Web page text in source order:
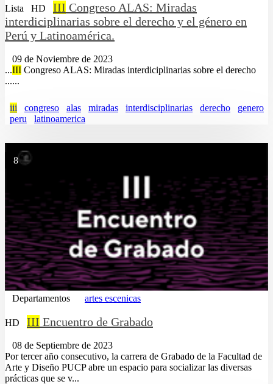
Lista HD III Congreso ALAS: Miradas
interdiciplinarias sobre el derecho y el género en
Perú y Latinoamérica.
09 de Noviembre de 2023
...III Congreso ALAS: Miradas interdiciplinarias sobre el derecho
......
iii congreso alas miradas interdisciplinarias derecho
genero
peru
latinoamerica
8
Departamentos artes escenicas
HD III Encuentro de Grabado
08 de Septiembre de 2023
Por tercer año consecutivo, la carrera de Grabado de la Facultad de
Arte y Diseño PUCP abre un espacio para socializar las diversas
prácticas que se v...